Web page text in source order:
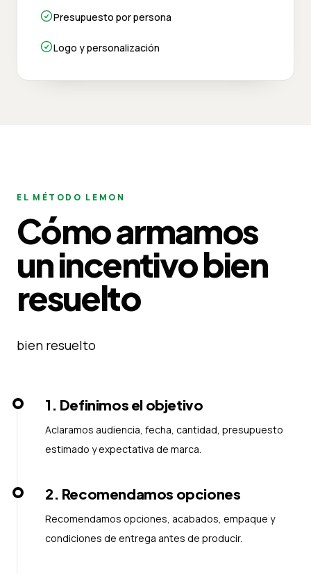
Presupuesto por persona
Logo y personalización
EL MÉTODO LEMON
Cómo armamos
un incentivo bien
resuelto
bien resuelto
1. Definimos el objetivo
Aclaramos audiencia, fecha, cantidad, presupuesto
estimado y expectativa de marca.
2. Recomendamos opciones
Recomendamos opciones, acabados, empaque y
condiciones de entrega antes de producir.